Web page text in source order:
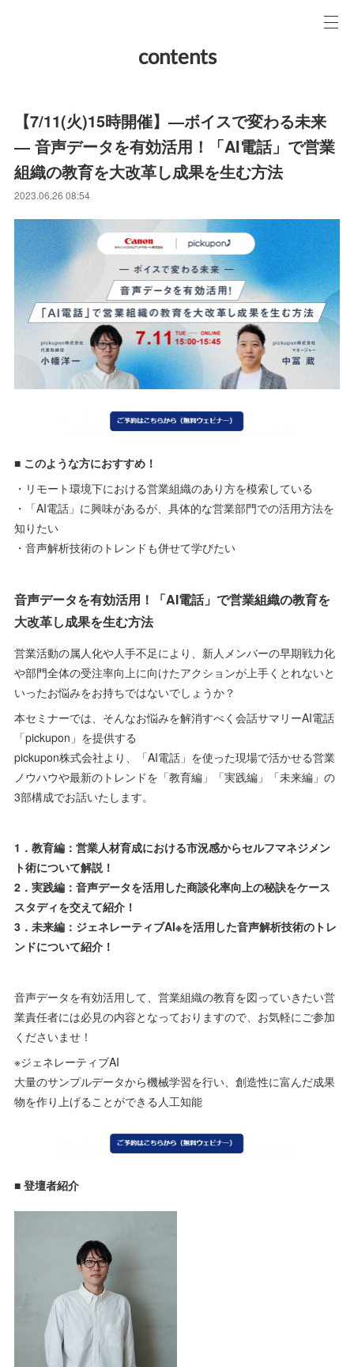
contents
【7/11(火)15時開催】―ボイスで変わる未来
― 音声データを有効活用！「AI電話」で営業
組織の教育を大改革し成果を生む方法
2023.06.26 08:54
■ このような方におすすめ！
・リモート環境下における営業組織のあり方を模索している
・「AI電話」に興味があるが、具体的な営業部門での活用方法を
知りたい
・音声解析技術のトレンドも併せて学びたい
音声データを有効活用！「AI電話」で営業組織の教育を
大改革し成果を生む方法
営業活動の属人化や人手不足により、新人メンバーの早期戦力化
や部門全体の受注率向上に向けたアクションが上手くとれないと
いったお悩みをお持ちではないでしょうか？
本セミナーでは、そんなお悩みを解消すべく会話サマリーAI電話
「pickupon」を提供する
pickupon株式会社より、「AI電話」を使った現場で活かせる営業
ノウハウや最新のトレンドを「教育編」「実践編」「未来編」の
3部構成でお話いたします。
1．教育編：営業人材育成における市況感からセルフマネジメン
ト術について解説！
2．実践編：音声データを活用した商談化率向上の秘訣をケース
スタディを交えて紹介！
3．未来編：ジェネレーティブAI※を活用した音声解析技術のトレ
ンドについて紹介！
音声データを有効活用して、営業組織の教育を図っていきたい営
業責任者には必見の内容となっておりますので、お気軽にご参加
くださいませ！
※ジェネレーティブAI
大量のサンプルデータから機械学習を行い、創造性に富んだ成果
物を作り上げることができる人工知能
■ 登壇者紹介